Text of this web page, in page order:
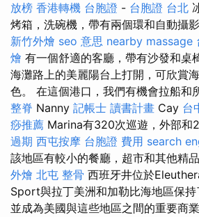
放榜 香港轉機 台胞證 - 台胞證 台北
烤箱，洗碗機，帶有兩個環和自動攝
新竹外燴 seo 意思 nearby massage
燴 有一個舒適的客廳，帶有沙發和桌
海灘路上的美麗陽台上打開，可欣賞
色。 在這個港口，我們有機會拉船和
整脊 Nanny 記帳士 讀書計畫 Cay 台
痧推薦 Marina有320次巡遊，外部和
過期 西屯按摩 台胞證 費用 search
該地區有較小的餐廳，超市和其他精
外燴 北屯 整骨 西班牙井位於
Sport與拉丁美洲和加勒比海地區保持
並成為美國與這些地區之間的重要商